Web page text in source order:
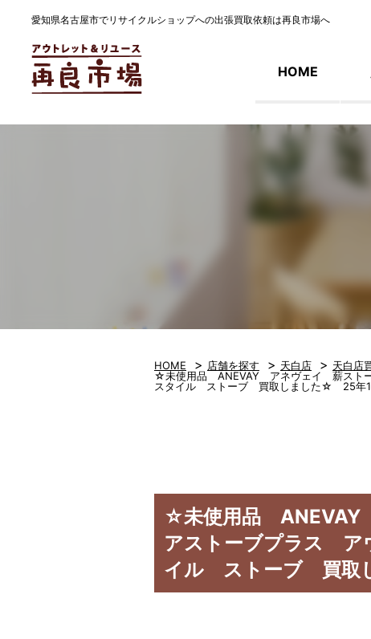
愛知県名古屋市でリサイクルショップへの出張買取依頼は再良市場へ
HOME
HOME > 店舗を探す > 天白店 > 天白店
☆未使用品 ANEVAY アネヴェイ 薪スト
スタイル ストーブ 買取しました☆ 25年
☆未使用品
アストーブプラス
イル ストーブ 買取